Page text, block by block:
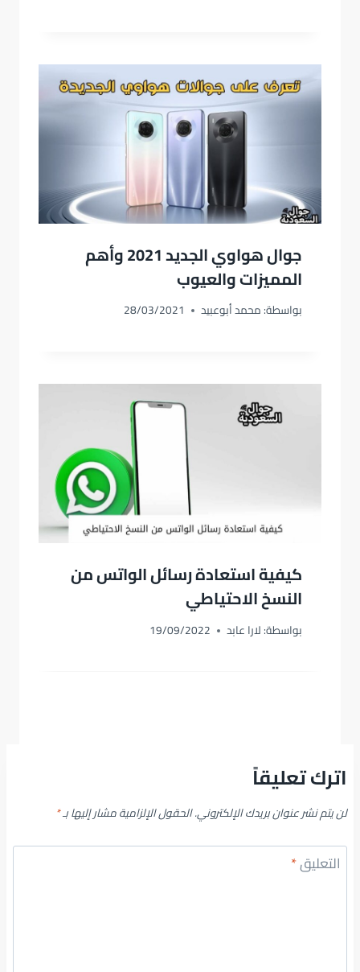
جوال هواوي الجديد 2021 وأهم
المميزات والعيوب
بواسطة:محمد أبوعبيد 28/03/2021
كيفية استعادة رسائل الواتس من
النسخ الاحتياطي
بواسطة:لارا عابد 19/09/2022
اترك تعليقاً
لن يتم نشر عنوان بريدك الإلكتروني.الحقول الإلزامية مشار إليها بـ*
التعليق*